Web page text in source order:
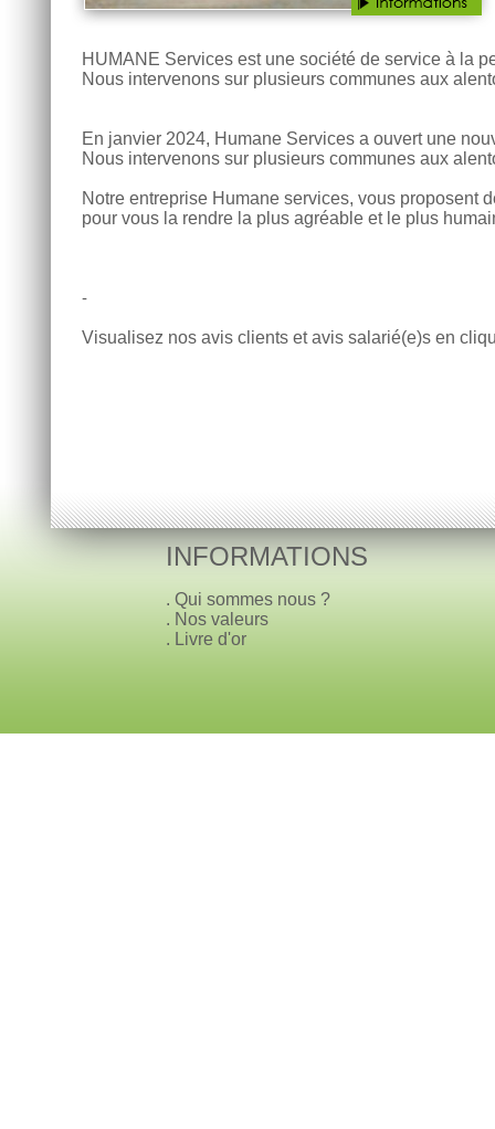
HUMANE Services est une société de service à la
Nous intervenons sur plusieurs communes aux
En janvier 2024, Humane Services a ouvert une
Nous intervenons sur plusieurs communes aux
Notre entreprise Humane services, vous proposent
pour vous la rendre la plus agréable et le plus
-
Visualisez nos avis clients et avis salarié(e)s en
INFORMATIONS
. Qui sommes nous ?
. Nos valeurs
. Livre d'or